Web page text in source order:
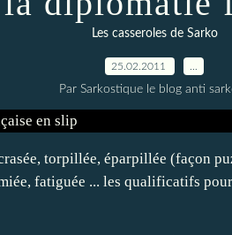
Les casseroles de Sarko
25.02.2011
Par Sarkostique le blog anti
torpillée, éparpillée (façon
fatiguée ... les qualificatifs